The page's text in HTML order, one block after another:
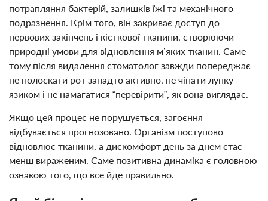
потрапляння бактерій, залишків їжі та механічного
подразнення. Крім того, він закриває доступ до
нервових закінчень і кісткової тканини, створюючи
природні умови для відновлення м’яких тканин. Саме
тому після видалення стоматолог завжди попереджає
не полоскати рот занадто активно, не чіпати лунку
язиком і не намагатися “перевірити”, як вона виглядає.
Якщо цей процес не порушується, загоєння
відбувається прогнозовано. Організм поступово
відновлює тканини, а дискомфорт день за днем стає
менш вираженим. Саме позитивна динаміка є головною
ознакою того, що все йде правильно.